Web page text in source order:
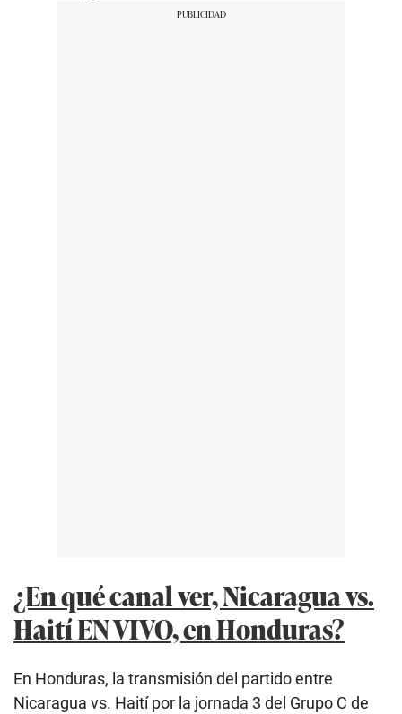
¿En qué canal ver, Nicaragua vs.
Haití EN VIVO, en Honduras?
En Honduras, la transmisión del partido entre
Nicaragua vs. Haití por la jornada 3 del Grupo C de